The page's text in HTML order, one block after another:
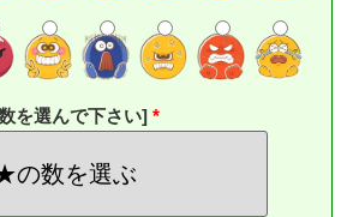
を選んで下さい]